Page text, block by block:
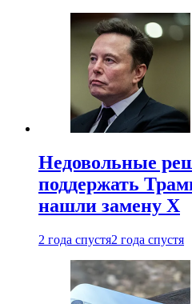
Недовольные
поддержать
нашли замену X
2 года спустя2 года спустя